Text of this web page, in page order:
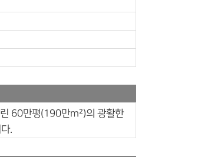
60만평(190만m²)의 광활한
.